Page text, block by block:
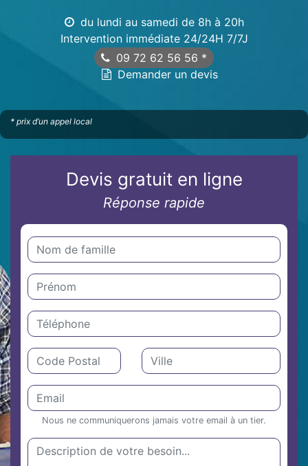
du lundi au samedi de 8h à 20h
Intervention immédiate 24/24H 7/7J
09 72 62 56 56 *
Demander un devis
* prix d’un appel local
Devis gratuit en ligne
Réponse rapide
Nous ne communiquerons jamais votre email à un tier.